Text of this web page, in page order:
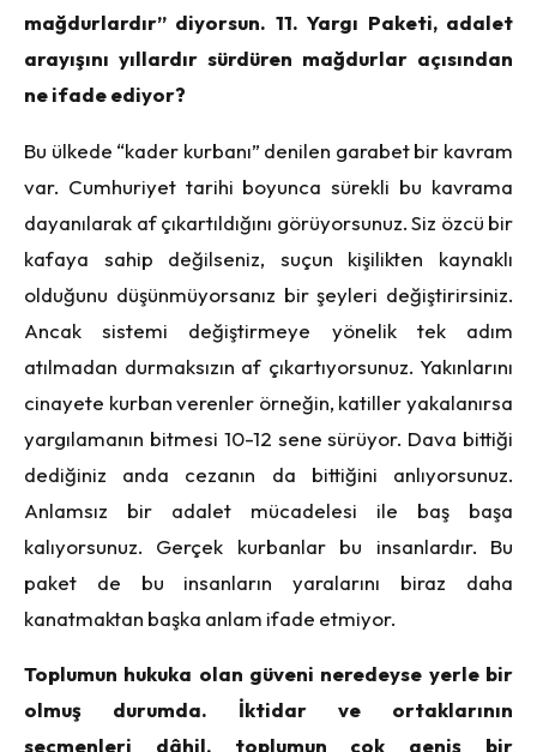
mağdurlardır” diyorsun. 11. Yargı Paketi, adalet
arayışını yıllardır sürdüren mağdurlar açısından
ne ifade ediyor?
Bu ülkede “kader kurbanı” denilen garabet bir kavram
var. Cumhuriyet tarihi boyunca sürekli bu kavrama
dayanılarak af çıkartıldığını görüyorsunuz. Siz özcü bir
kafaya sahip değilseniz, suçun kişilikten kaynaklı
olduğunu düşünmüyorsanız bir şeyleri değiştirirsiniz.
Ancak sistemi değiştirmeye yönelik tek adım
atılmadan durmaksızın af çıkartıyorsunuz. Yakınlarını
cinayete kurban verenler örneğin, katiller yakalanırsa
yargılamanın bitmesi 10-12 sene sürüyor. Dava bittiği
dediğiniz anda cezanın da bittiğini anlıyorsunuz.
Anlamsız bir adalet mücadelesi ile baş başa
kalıyorsunuz. Gerçek kurbanlar bu insanlardır. Bu
paket de bu insanların yaralarını biraz daha
kanatmaktan başka anlam ifade etmiyor.
Toplumun hukuka olan güveni neredeyse yerle bir
olmuş durumda. İktidar ve ortaklarının
seçmenleri dâhil, toplumun çok geniş bir